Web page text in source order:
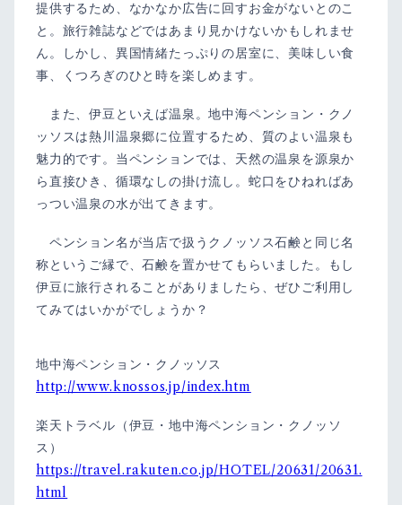
提供するため、なかなか広告に回すお金がないとのこ
と。旅行雑誌などではあまり見かけないかもしれませ
ん。しかし、異国情緒たっぷりの居室に、美味しい食
事、くつろぎのひと時を楽しめます。
また、伊豆といえば温泉。地中海ペンション・クノ
ッソスは熱川温泉郷に位置するため、質のよい温泉も
魅力的です。当ペンションでは、天然の温泉を源泉か
ら直接ひき、循環なしの掛け流し。蛇口をひねればあ
っつい温泉の水が出てきます。
ペンション名が当店で扱うクノッソス石鹸と同じ名
称というご縁で、石鹸を置かせてもらいました。もし
伊豆に旅行されることがありましたら、ぜひご利用し
てみてはいかがでしょうか？
地中海ペンション・クノッソス
http://www.knossos.jp/index.htm
楽天トラベル（伊豆・地中海ペンション・クノッソ
ス）
https://travel.rakuten.co.jp/HOTEL/20631/20631.
html